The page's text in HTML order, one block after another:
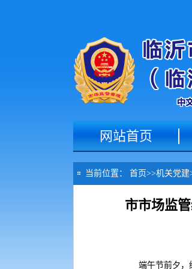
网站首页
当前位置： 首页>>机关党建
市市场监
端午节前夕，